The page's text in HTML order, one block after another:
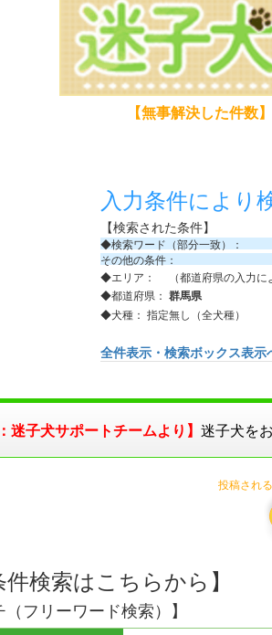
【無事解決した件数
入力条件により
【検索された条件】
◆検索ワード（部分一致）：
その他の条件：
◆エリア： （都道府県の入力に
◆都道府県：群馬県
◆犬種： 指定無し（全犬種）
全件表示・検索ボックス表示
迷子犬サポートチームより】 迷子犬を
投稿され
件検索はこちらから】
（フリーワード検索）】